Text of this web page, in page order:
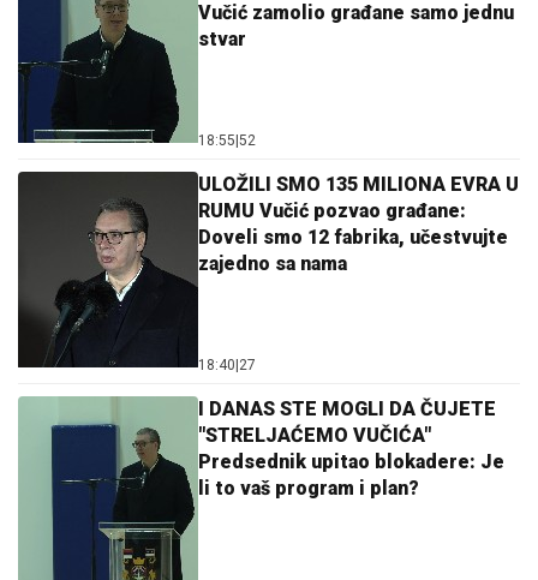
Vučić zamolio građane samo jednu
stvar
18:55 52
ULOŽILI SMO 135 MILIONA EVRA U
RUMU Vučić pozvao građane:
Doveli smo 12 fabrika, učestvujte
zajedno sa nama
18:40 27
I DANAS STE MOGLI DA ČUJETE
"STRELJAĆEMO VUČIĆA"
Predsednik upitao blokadere: Je
li to vaš program i plan?